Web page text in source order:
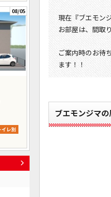
08/05
イレ別
現在『ブエモン
お部屋は、間取
ご案内時のお待
ます！！
ブエモンジマ